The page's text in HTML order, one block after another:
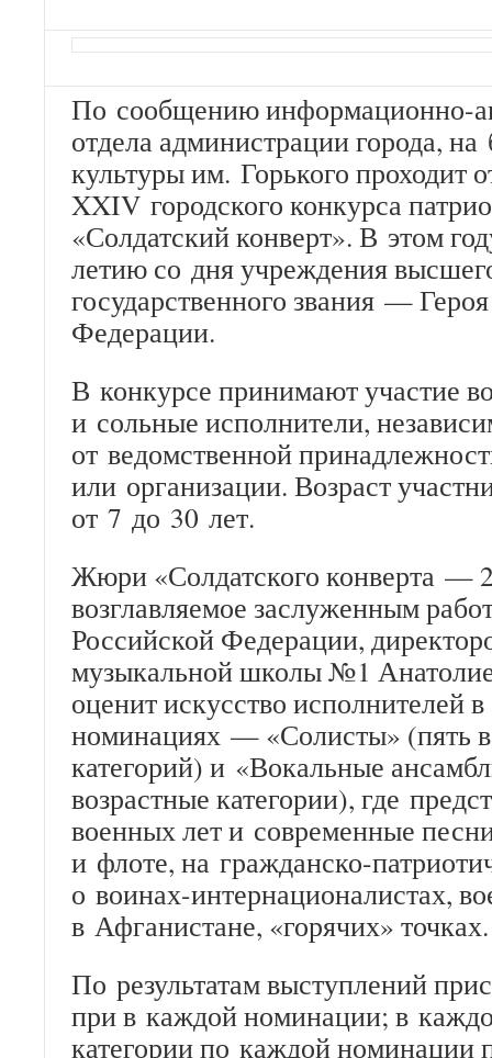
По сообщению информационно-
отдела администрации города, на
культуры им. Горького проходит
XXIV городского конкурса
«Солдатский конверт». В этом
летию со дня учреждения
государственного звания —
Федерации.
В конкурсе принимают участие
и сольные исполнители,
от ведомственной
или организации. Возраст
от 7 до 30 лет.
Жюри «Солдатского конверта —
возглавляемое заслуженным
Российской Федерации,
музыкальной школы №1
оценит искусство исполнителей
номинациях — «Солисты» (пять
категорий) и «Вокальные
возрастные категории), где
военных лет и современные
и флоте, на гражданско-
о воинах-интернационалистах,
в Афганистане, «горячих» точках.
По результатам выступлений
при в каждой номинации; в
категории по каждой номинации